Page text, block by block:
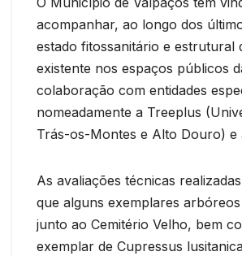
acompanhar, ao longo dos
estado fitossanitário e estrutural
existente nos espaços públicos
colaboração com entidades
nomeadamente a Treeplus
Trás-os-Montes e Alto Douro) e
As avaliações técnicas
que alguns exemplares
junto ao Cemitério Velho, bem
exemplar de Cupressus